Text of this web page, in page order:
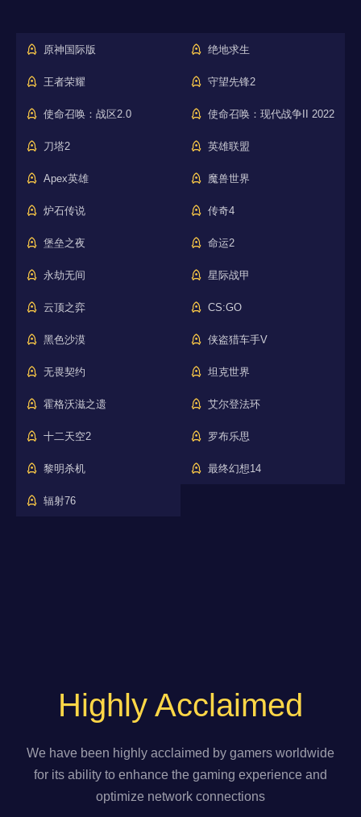
原神国际版 绝地求生
王者荣耀 守望先锋2
使命召唤：战区2.0 使命召唤：现代战争II 2022
刀塔2 英雄联盟
Apex英雄 魔兽世界
炉石传说 传奇4
堡垒之夜 命运2
永劫无间 星际战甲
云顶之弈 CS:GO
黑色沙漠 侠盗猎车手V
无畏契约 坦克世界
霍格沃滋之遗 艾尔登法环
十二天空2 罗布乐思
黎明杀机 最终幻想14
辐射76
Highly Acclaimed
We have been highly acclaimed by gamers worldwide
for its ability to enhance the gaming experience and
optimize network connections